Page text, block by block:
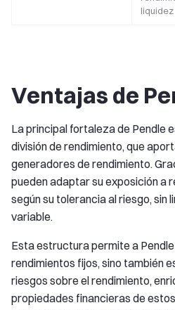
liquidez
Ventajas de
La principal fortaleza de Pendle
división de rendimiento, que
generadores de rendimiento.
pueden adaptar su exposición a
según su tolerancia al riesgo, sin
variable.
Esta estructura permite a
rendimientos fijos, sino también
riesgos sobre el rendimiento,
propiedades financieras de